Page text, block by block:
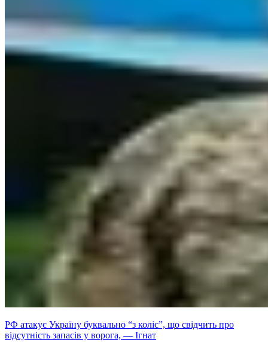
РФ атакує Україну буквально “з коліс”, що свідчить про
відсутність запасів у ворога, — Ігнат